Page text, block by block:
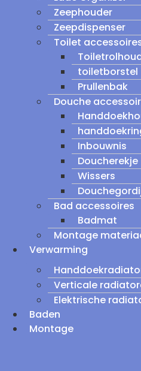
Zeephouder
Zeepdispenser
Toilet
toiletborstel
Prullenbak
Douche
Inbouwnis
Doucherekje
Wissers
Bad accessoires
Badmat
Montage
Verwarming
Verticale
Elektrische
Baden
Montage